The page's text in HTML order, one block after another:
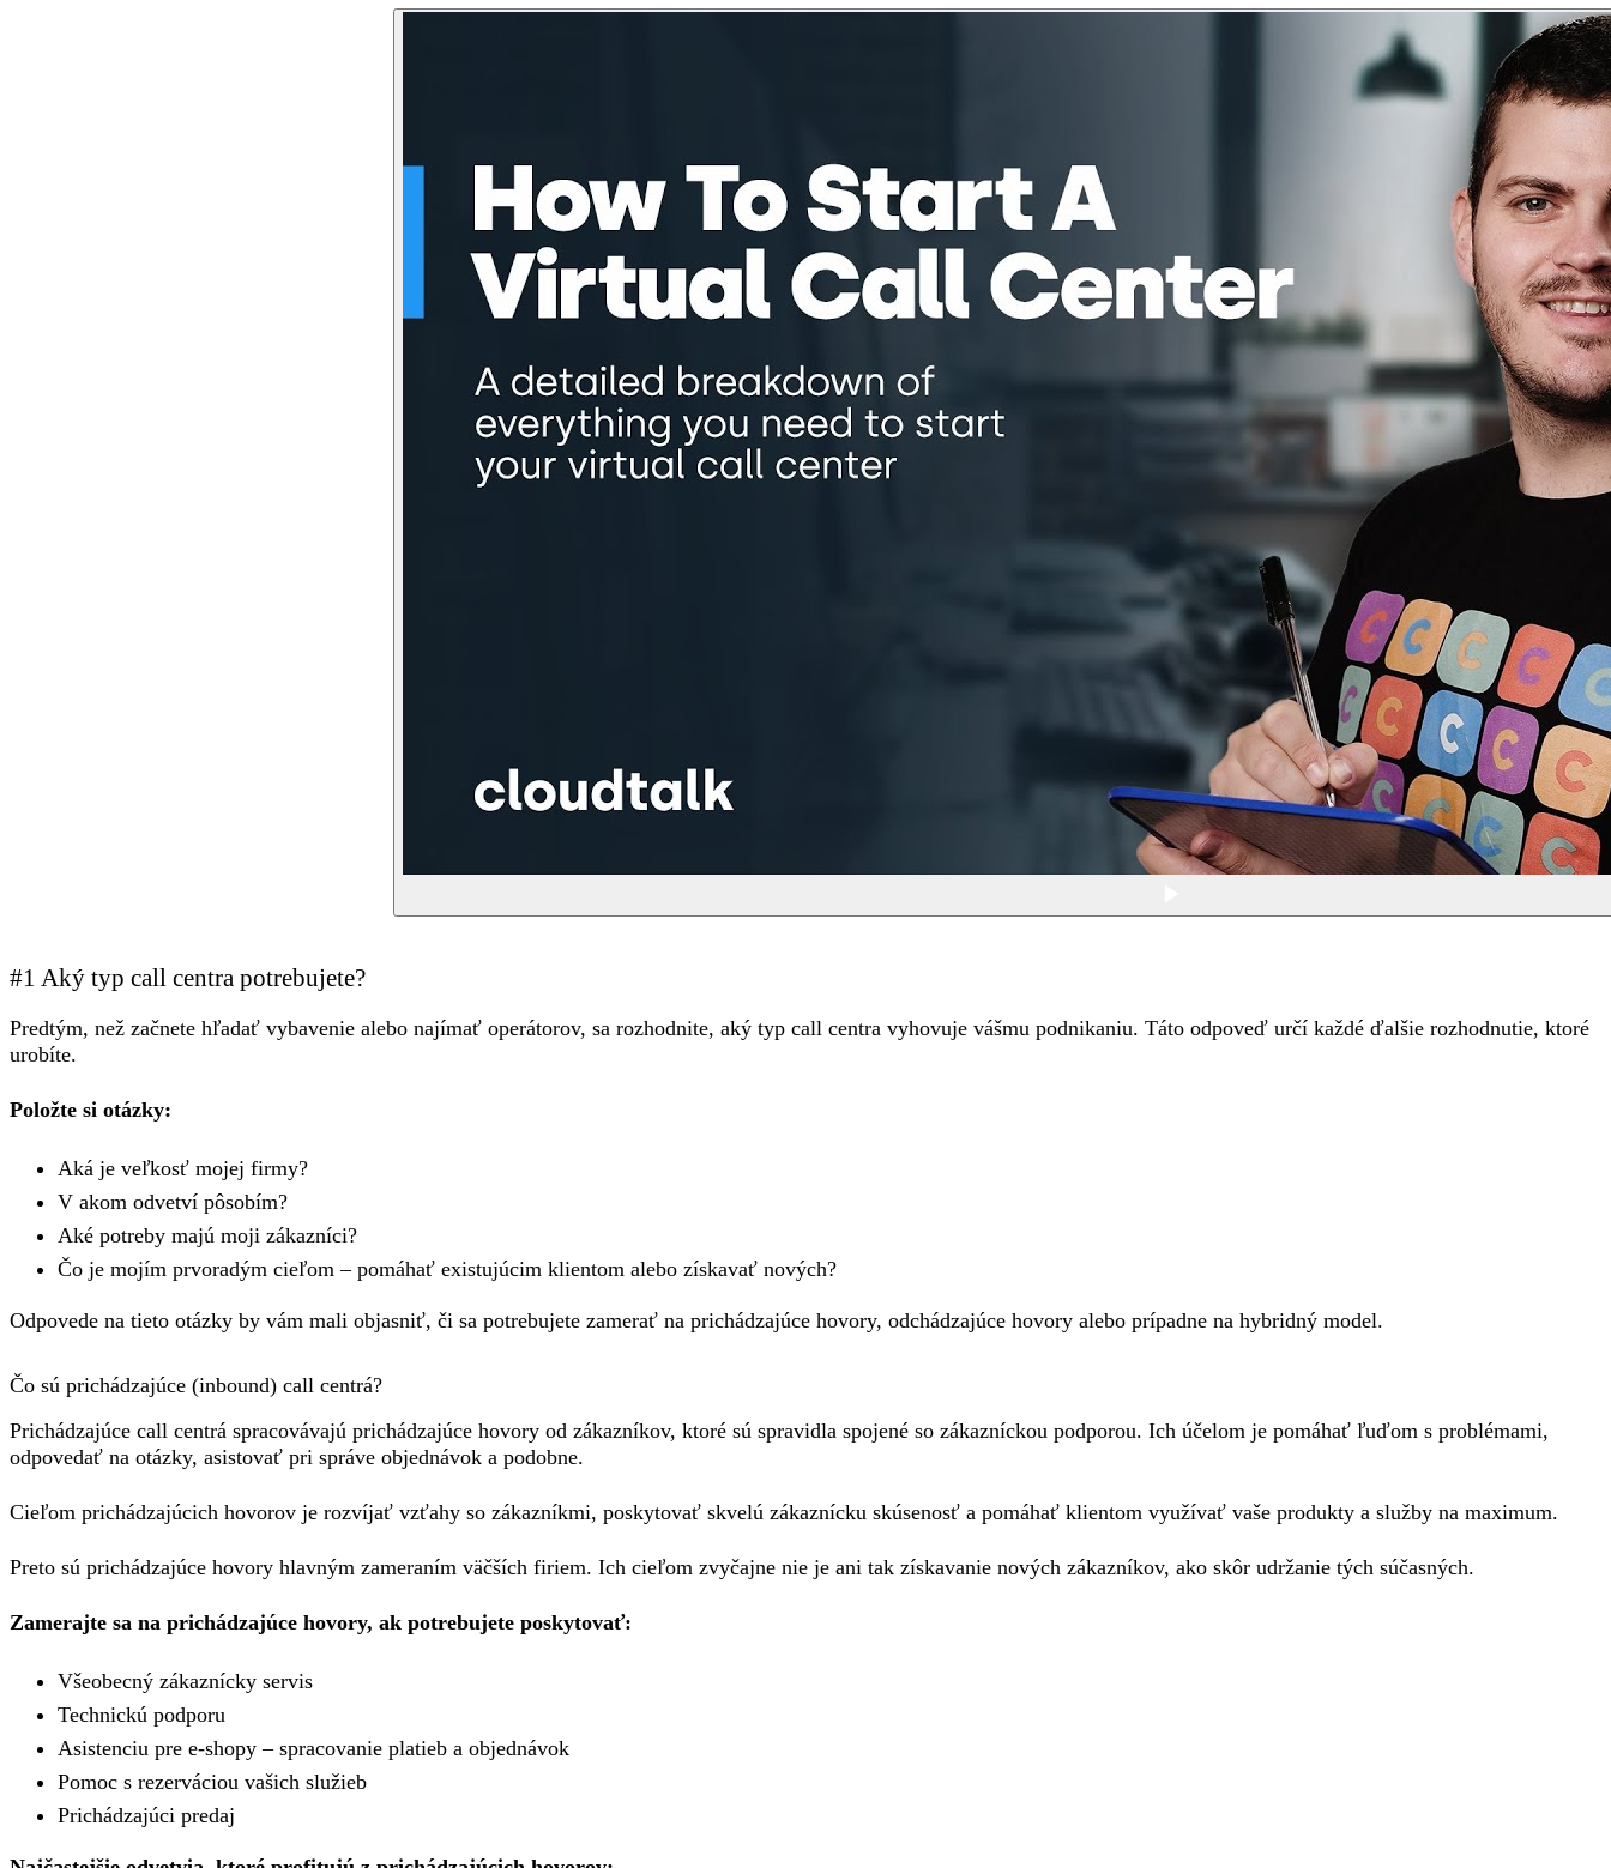
#1 Aký typ call centra potrebujete?
Predtým, než začnete hľadať vybavenie alebo najímať operátorov, sa rozhodnite, aký typ call centra vyhovuje vášmu podnikaniu. Táto odpoveď určí každé ďalšie rozhodnutie, ktoré
urobíte.
Položte si otázky:
Aká je veľkosť mojej firmy?
V akom odvetví pôsobím?
Aké potreby majú moji zákazníci?
Čo je mojím prvoradým cieľom – pomáhať existujúcim klientom alebo získavať nových?
Odpovede na tieto otázky by vám mali objasniť, či sa potrebujete zamerať na prichádzajúce hovory, odchádzajúce hovory alebo prípadne na hybridný model.
Čo sú prichádzajúce (inbound) call centrá?
Prichádzajúce call centrá spracovávajú prichádzajúce hovory od zákazníkov, ktoré sú spravidla spojené so zákazníckou podporou. Ich účelom je pomáhať ľuďom s problémami,
odpovedať na otázky, asistovať pri správe objednávok a podobne.
Cieľom prichádzajúcich hovorov je rozvíjať vzťahy so zákazníkmi, poskytovať skvelú zákaznícku skúsenosť a pomáhať klientom využívať vaše produkty a služby na maximum.
Preto sú prichádzajúce hovory hlavným zameraním väčších firiem. Ich cieľom zvyčajne nie je ani tak získavanie nových zákazníkov, ako skôr udržanie tých súčasných.
Zamerajte sa na prichádzajúce hovory, ak potrebujete poskytovať:
Všeobecný zákaznícky servis
Technickú podporu
Asistenciu pre e-shopy – spracovanie platieb a objednávok
Pomoc s rezerváciou vašich služieb
Prichádzajúci predaj